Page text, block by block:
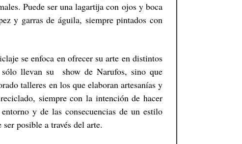
Puede ser una lagartija con ojos y boca
y garras de águila, siempre pintados con
se enfoca en ofrecer su arte en distintos
llevan su show de Narufos, sino que
talleres en los que elaboran artesanías y
siempre con la intención de hacer
y de las consecuencias de un estilo
posible a través del arte.